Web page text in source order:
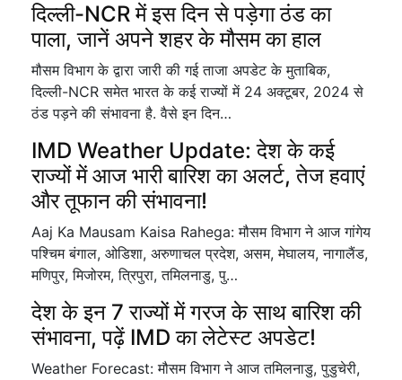
दिल्ली-NCR में इस दिन से पड़ेगा ठंड का
पाला, जानें अपने शहर के मौसम का हाल
मौसम विभाग के द्वारा जारी की गई ताजा अपडेट के मुताबिक,
दिल्ली-NCR समेत भारत के कई राज्यों में 24 अक्टूबर, 2024 से
ठंड पड़ने की संभावना है. वैसे इन दिन…
IMD Weather Update: देश के कई
राज्यों में आज भारी बारिश का अलर्ट, तेज हवाएं
और तूफान की संभावना!
Aaj Ka Mausam Kaisa Rahega: मौसम विभाग ने आज गांगेय
पश्चिम बंगाल, ओडिशा, अरुणाचल प्रदेश, असम, मेघालय, नागालैंड,
मणिपुर, मिजोरम, त्रिपुरा, तमिलनाडु, पु…
देश के इन 7 राज्यों में गरज के साथ बारिश की
संभावना, पढ़ें IMD का लेटेस्ट अपडेट!
Weather Forecast: मौसम विभाग ने आज तमिलनाडु, पुडुचेरी,